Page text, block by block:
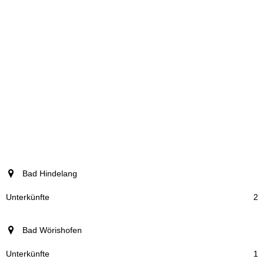
Ort
Unterkünfte
Bad Hindelang
2
Bad Wörishofen
1